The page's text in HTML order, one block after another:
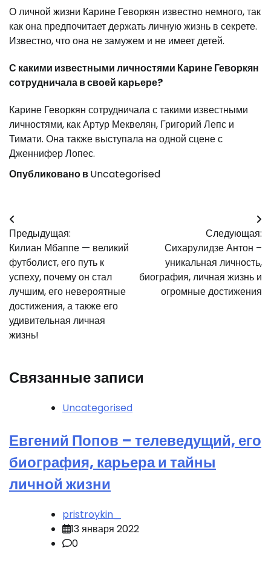
О личной жизни Карине Геворкян известно немного, так
как она предпочитает держать личную жизнь в секрете.
Известно, что она не замужем и не имеет детей.
С какими известными личностями Карине Геворкян
сотрудничала в своей карьере?
Карине Геворкян сотрудничала с такими известными
личностями, как Артур Меквелян, Григорий Лепс и
Тимати. Она также выступала на одной сцене с
Дженнифер Лопес.
Опубликовано вUncategorised
Навигация
по
записям
Предыдущая:
Килиан Мбаппе — великий
футболист, его путь к
успеху, почему он стал
лучшим, его невероятные
достижения, а также его
удивительная личная
жизнь!
Следующая:
Сихарулидзе Антон –
уникальная личность,
биография, личная жизнь и
огромные достижения
Связанные записи
Uncategorised
Евгений Попов – телеведущий, его
биография, карьера и тайны
личной жизни
pristroykin_
13 января 2022
0